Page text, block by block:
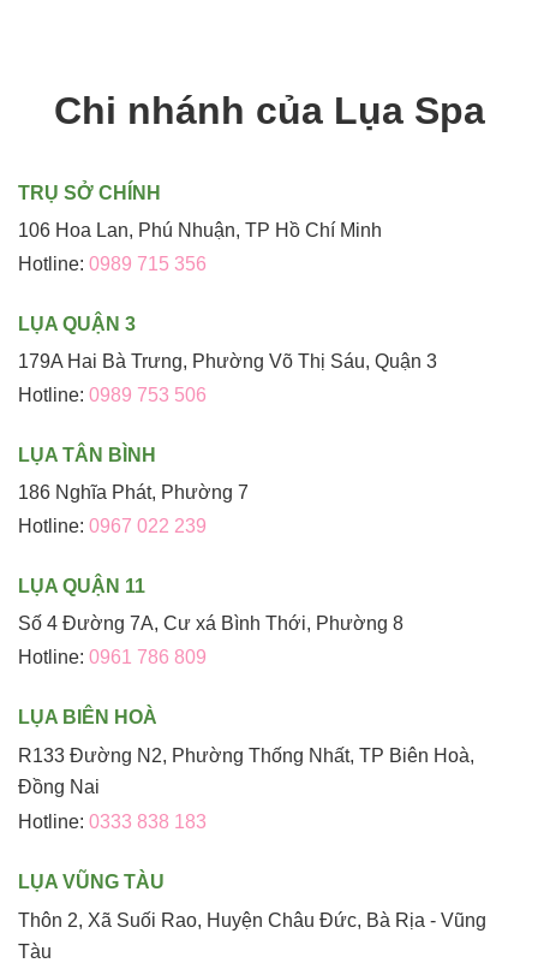
Chi nhánh của Lụa Spa
TRỤ SỞ CHÍNH
106 Hoa Lan, Phú Nhuận, TP Hồ Chí Minh
Hotline: 0989 715 356
LỤA QUẬN 3
179A Hai Bà Trưng, Phường Võ Thị Sáu, Quận 3
Hotline: 0989 753 506
LỤA TÂN BÌNH
186 Nghĩa Phát, Phường 7
Hotline: 0967 022 239
LỤA QUẬN 11
Số 4 Đường 7A, Cư xá Bình Thới, Phường 8
Hotline: 0961 786 809
LỤA BIÊN HOÀ
R133 Đường N2, Phường Thống Nhất, TP Biên Hoà,
Đồng Nai
Hotline: 0333 838 183
LỤA VŨNG TÀU
Thôn 2, Xã Suối Rao, Huyện Châu Đức, Bà Rịa - Vũng
Tàu